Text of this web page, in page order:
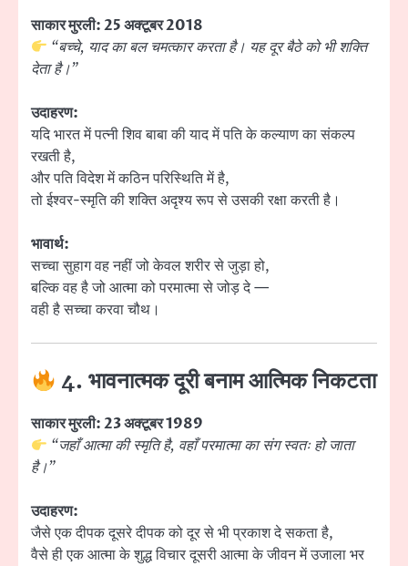
साकार मुरली: 25 अक्टूबर 2018
“बच्चे, याद का बल चमत्कार करता है। यह दूर बैठे को भी शक्ति
देता है।”
उदाहरण:
यदि भारत में पत्नी शिव बाबा की याद में पति के कल्याण का संकल्प
रखती है,
और पति विदेश में कठिन परिस्थिति में है,
तो ईश्वर-स्मृति की शक्ति अदृश्य रूप से उसकी रक्षा करती है।
भावार्थ:
सच्चा सुहाग वह नहीं जो केवल शरीर से जुड़ा हो,
बल्कि वह है जो आत्मा को परमात्मा से जोड़ दे —
वही है सच्चा करवा चौथ।
4. भावनात्मक दूरी बनाम आत्मिक निकटता
साकार मुरली: 23 अक्टूबर 1989
“जहाँ आत्मा की स्मृति है, वहाँ परमात्मा का संग स्वतः हो जाता
है।”
उदाहरण:
जैसे एक दीपक दूसरे दीपक को दूर से भी प्रकाश दे सकता है,
वैसे ही एक आत्मा के शुद्ध विचार दूसरी आत्मा के जीवन में उजाला भर